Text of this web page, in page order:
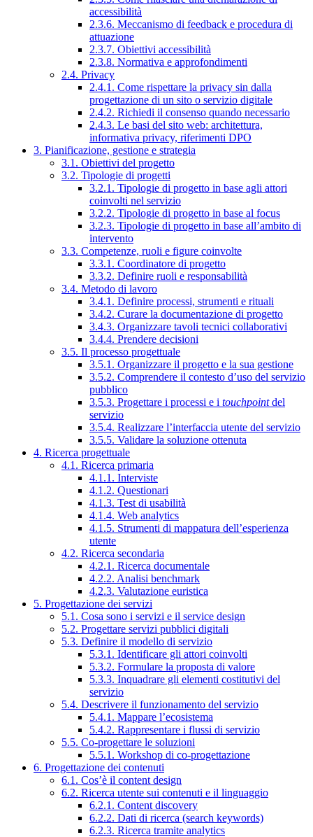
accessibilità
2.3.6. Meccanismo di feedback e procedura di
attuazione
2.3.7. Obiettivi accessibilità
2.3.8. Normativa e approfondimenti
2.4. Privacy
2.4.1. Come rispettare la privacy sin dalla
progettazione di un sito o servizio digitale
2.4.2. Richiedi il consenso quando necessario
2.4.3. Le basi del sito web: architettura,
informativa privacy, riferimenti DPO
3. Pianificazione, gestione e strategia
3.1. Obiettivi del progetto
3.2. Tipologie di progetti
3.2.1. Tipologie di progetto in base agli attori
coinvolti nel servizio
3.2.2. Tipologie di progetto in base al focus
3.2.3. Tipologie di progetto in base all’ambito di
intervento
3.3. Competenze, ruoli e figure coinvolte
3.3.1. Coordinatore di progetto
3.3.2. Definire ruoli e responsabilità
3.4. Metodo di lavoro
3.4.1. Definire processi, strumenti e rituali
3.4.2. Curare la documentazione di progetto
3.4.3. Organizzare tavoli tecnici collaborativi
3.4.4. Prendere decisioni
3.5. Il processo progettuale
3.5.1. Organizzare il progetto e la sua gestione
3.5.2. Comprendere il contesto d’uso del servizio
pubblico
3.5.3. Progettare i processi e i touchpointdel
servizio
3.5.4. Realizzare l’interfaccia utente del servizio
3.5.5. Validare la soluzione ottenuta
4. Ricerca progettuale
4.1. Ricerca primaria
4.1.1. Interviste
4.1.2. Questionari
4.1.3. Test di usabilità
4.1.4. Web analytics
4.1.5. Strumenti di mappatura dell’esperienza
utente
4.2. Ricerca secondaria
4.2.1. Ricerca documentale
4.2.2. Analisi benchmark
4.2.3. Valutazione euristica
5. Progettazione dei servizi
5.1. Cosa sono i servizi e il service design
5.2. Progettare servizi pubblici digitali
5.3. Definire il modello di servizio
5.3.1. Identificare gli attori coinvolti
5.3.2. Formulare la proposta di valore
5.3.3. Inquadrare gli elementi costitutivi del
servizio
5.4. Descrivere il funzionamento del servizio
5.4.1. Mappare l’ecosistema
5.4.2. Rappresentare i flussi di servizio
5.5. Co-progettare le soluzioni
5.5.1. Workshop di co-progettazione
6. Progettazione dei contenuti
6.1. Cos’è il content design
6.2. Ricerca utente sui contenuti e il linguaggio
6.2.1. Content discovery
6.2.2. Dati di ricerca (search keywords)
6.2.3. Ricerca tramite analytics